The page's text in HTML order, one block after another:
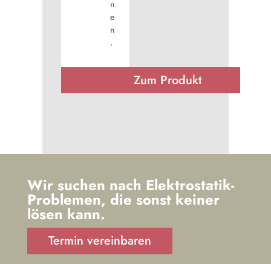
Zum Produkt
n
e
n
.
Zum Produkt
Wir suchen nach Elektrostatik-
Problemen, die sonst keiner
lösen kann.
Termin vereinbaren